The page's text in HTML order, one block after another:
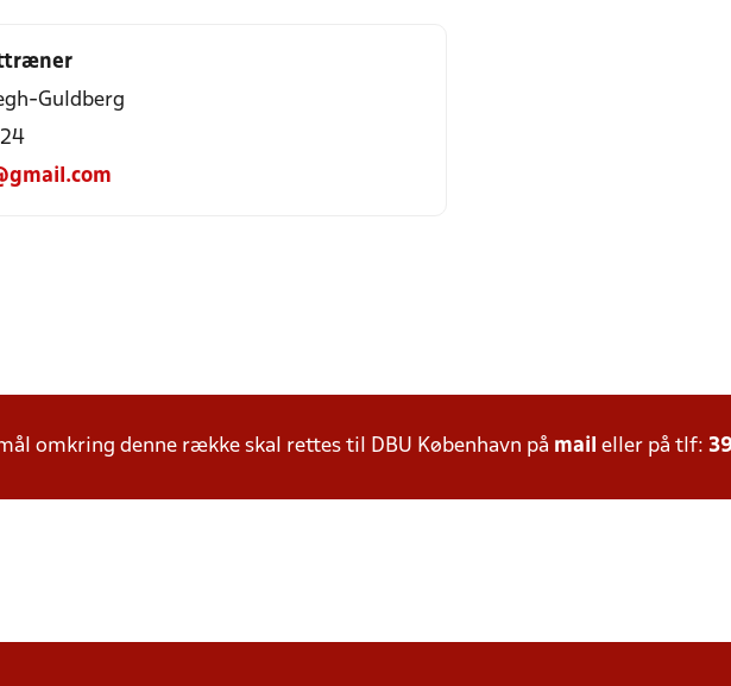
Guldberg
omkring denne række skal rettes til DBU København på mail eller på tlf: